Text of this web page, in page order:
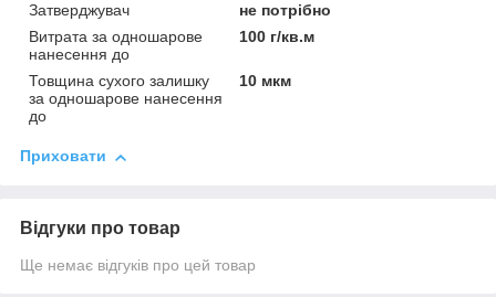
Затверджувач
не потрібно
Витрата за одношарове
нанесення до
100 г/кв.м
Товщина сухого залишку
за одношарове нанесення
до
10 мкм
Приховати
Відгуки про товар
Ще немає відгуків про цей товар